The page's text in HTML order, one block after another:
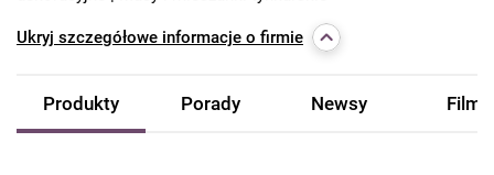
Ukryj szczegółowe informacje o firmie
Produkty Porady Newsy Filmy